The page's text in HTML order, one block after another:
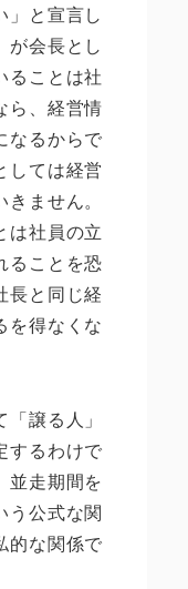
」と宣言し
が会長とし
ることは社
ら、経営情
なるからで
しては経営
ません。
は社員の立
ることを恐
長と同じ経
を得なくな
譲る人」
するわけで
並走期間を
う公式な関
的な関係で